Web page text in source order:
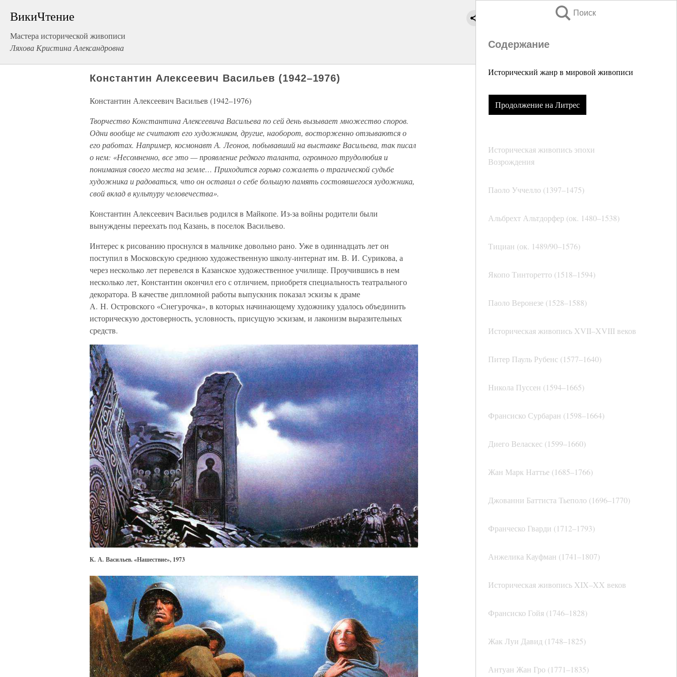
ВикиЧтение
Мастера исторической живописи
Ляхова Кристина Александровна
Поиск
Содержание
Исторический жанр в мировой живописи
Продолжение на Литрес
Историческая живопись эпохи
Возрождения
Паоло Уччелло (1397–1475)
Альбрехт Альтдорфер (ок. 1480–1538)
Тициан (ок. 1489/90–1576)
Якопо Тинторетто (1518–1594)
Паоло Веронезе (1528–1588)
Историческая живопись XVII–XVIII веков
Питер Пауль Рубенс (1577–1640)
Никола Пуссен (1594–1665)
Франсиско Сурбаран (1598–1664)
Диего Веласкес (1599–1660)
Жан Марк Наттье (1685–1766)
Джованни Баттиста Тьеполо (1696–1770)
Франческо Гварди (1712–1793)
Анжелика Кауфман (1741–1807)
Историческая живопись XIX–XX веков
Франсиско Гойя (1746–1828)
Жак Луи Давид (1748–1825)
Антуан Жан Гро (1771–1835)
Константин Алексеевич Васильев (1942–1976)
Константин Алексеевич Васильев (1942–1976)
Творчество Константина Алексеевича Васильева по сей день вызывает множество споров.
Одни вообще не считают его художником, другие, наоборот, восторженно отзываются о
его работах. Например, космонавт А. Леонов, побывавший на выставке Васильева, так писал
о нем: «Несомненно, все это — проявление редкого таланта, огромного трудолюбия и
понимания своего места на земле… Приходится горько сожалеть о трагической судьбе
художника и радоваться, что он оставил о себе большую память состоявшегося художника,
свой вклад в культуру человечества».
Константин Алексеевич Васильев родился в Майкопе. Из-за войны родители были
вынуждены переехать под Казань, в поселок Васильево.
Интерес к рисованию проснулся в мальчике довольно рано. Уже в одиннадцать лет он
поступил в Московскую среднюю художественную школу-интернат им. В. И. Сурикова, а
через несколько лет перевелся в Казанское художественное училище. Проучившись в нем
несколько лет, Константин окончил его с отличием, приобретя специальность театрального
декоратора. В качестве дипломной работы выпускник показал эскизы к драме
А. Н. Островского «Снегурочка», в которых начинающему художнику удалось объединить
историческую достоверность, условность, присущую эскизам, и лаконизм выразительных
средств.
К. А. Васильев. «Нашествие», 1973